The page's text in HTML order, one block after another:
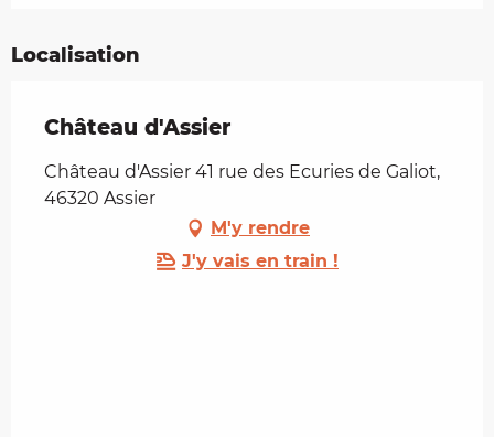
Localisation
Château d'Assier
Château d'Assier 41 rue des Ecuries de Galiot,
46320 Assier
M'y rendre
J'y vais en train !